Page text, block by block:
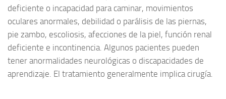
deficiente o incapacidad para caminar, movimientos
oculares anormales, debilidad o parálisis de las piernas,
pie zambo, escoliosis, afecciones de la piel, función renal
deficiente e incontinencia. Algunos pacientes pueden
tener anormalidades neurológicas o discapacidades de
aprendizaje. El tratamiento generalmente implica cirugía.